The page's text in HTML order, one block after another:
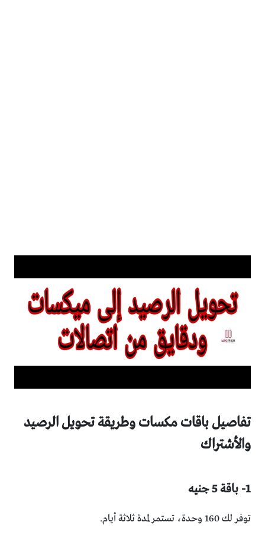
تفاصيل باقات مكسات وطريقة تحويل الرصيد
والأشتراك
1- باقة 5 جنيه
توفر لك 160 وحدة، تستمر لمدة ثلاثة أيام.